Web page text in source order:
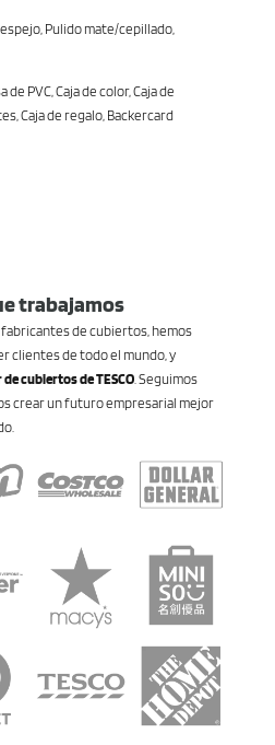
Pulido mate/cepillado,
de PVC, Caja de color, Caja de
Caja de regalo, Backercard
trabajamos
de cubiertos, hemos
clientes de todo el mundo, y
cubiertos de TESCO. Seguimos
crear un futuro empresarial mejor